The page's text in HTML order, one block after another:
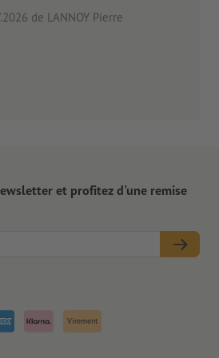
matériau support, surtout avec
de LANNOY Pierre
et profitez d'une remise
Virement